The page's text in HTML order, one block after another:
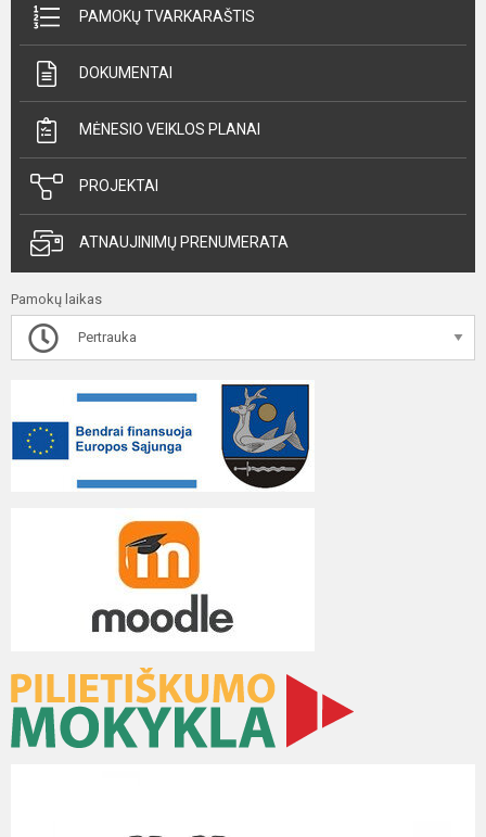
PAMOKŲ TVARKARAŠTIS
DOKUMENTAI
MĖNESIO VEIKLOS PLANAI
PROJEKTAI
ATNAUJINIMŲ PRENUMERATA
Pamokų laikas
Pertrauka